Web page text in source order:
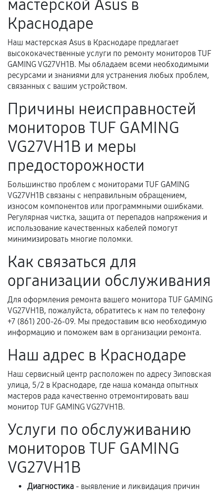
техническим характеристикам.
Документы для подтверждения
гарантии
Гарантийный талон.
Акт выполненных работ с датой, перечнем
услуг и сроком гарантии.
Документы на установленные комплектующие
и кассовый чек.
Расширенная гарантия
В некоторых случаях возможно оформление
расширенной гарантии. Стоимость, сроки и
условия продления согласовываются отдельно и
фиксируются в документах.
Когда гарантия не действует
Нарушение правил эксплуатации,
механические повреждения, попадание влаги,
перегрев, коррозия.
Самостоятельный ремонт или вмешательство
Естественный износ деталей, если иное не
предусмотрено отдельно.
Обращение после окончания гарантийного
срока.
отдельных условиях.
Если комплектующие куплены
самостоятельно
мастерской Asus в
Краснодаре
Наш мастерская Asus в Краснодаре предлагает
высококачественные услуги по ремонту мониторов TUF
GAMING VG27VH1B. Мы обладаем всеми необходимыми
ресурсами и знаниями для устранения любых проблем,
связанных с вашим устройством.
Причины неисправностей
мониторов TUF GAMING
VG27VH1B и меры
предосторожности
Большинство проблем с мониторами TUF GAMING
VG27VH1B связаны с неправильным обращением,
износом компонентов или программными ошибками.
Регулярная чистка, защита от перепадов напряжения и
использование качественных кабелей помогут
минимизировать многие поломки.
Как связаться для
организации обслуживания
Для оформления ремонта вашего монитора TUF GAMING
VG27VH1B, пожалуйста, обратитесь к нам по телефону
+7 (861) 200-26-09. Мы предоставим всю необходимую
информацию и поможем вам в организации ремонта.
Наш адрес в Краснодаре
Наш сервисный центр расположен по адресу Зиповская
улица, 5/2 в Краснодаре, где наша команда опытных
мастеров рада качественно отремонтировать ваш
монитор TUF GAMING VG27VH1B.
Услуги по обслуживанию
мониторов TUF GAMING
VG27VH1B
Диагностика - выявление и ликвидация причин